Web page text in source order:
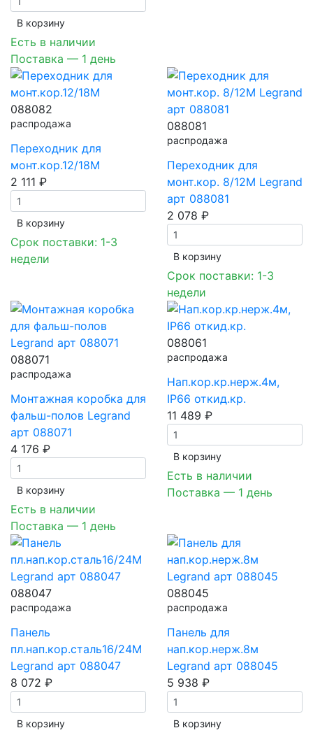
В корзинy
Есть в наличии
Поставка — 1 день
088082
распродажа
Переходник для
монт.кор.12/18М
2 111 ₽
В корзинy
Срок поставки: 1-3
недели
088081
распродажа
Переходник для
монт.кор. 8/12М Legrand
арт 088081
2 078 ₽
В корзинy
Срок поставки: 1-3
недели
088071
распродажа
Монтажная коробка для
фальш-полов Legrand
арт 088071
4 176 ₽
В корзинy
Есть в наличии
Поставка — 1 день
088061
распродажа
Нап.кор.кр.нерж.4м,
IP66 откид.кр.
11 489 ₽
В корзинy
Есть в наличии
Поставка — 1 день
088047
распродажа
Панель
пл.нап.кор.сталь16/24М
Legrand арт 088047
8 072 ₽
В корзинy
088045
распродажа
Панель для
нап.кор.нерж.8м
Legrand арт 088045
5 938 ₽
В корзинy